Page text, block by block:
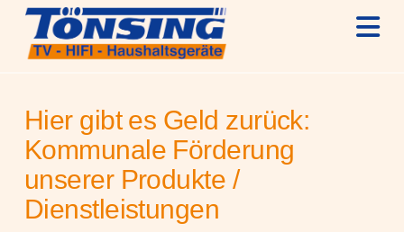
Hier gibt es Geld zurück:
Kommunale Förderung
unserer Produkte /
Dienstleistungen